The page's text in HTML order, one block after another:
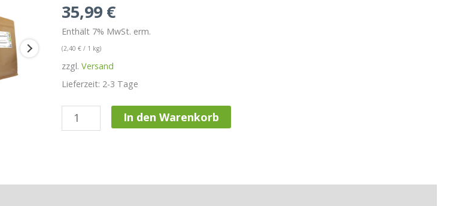
35,99 €
Enthält 7% MwSt. erm.
(2,40 €/ 1 kg)
zzgl. Versand
Lieferzeit: 2-3 Tage
Eohippos
Pure
natürliches
In den Warenkorb